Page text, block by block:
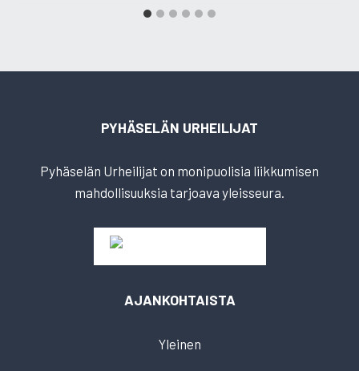
PYHÄSELÄN URHEILIJAT
Pyhäselän Urheilijat on monipuolisia liikkumisen
mahdollisuuksia tarjoava yleisseura.
AJANKOHTAISTA
Yleinen